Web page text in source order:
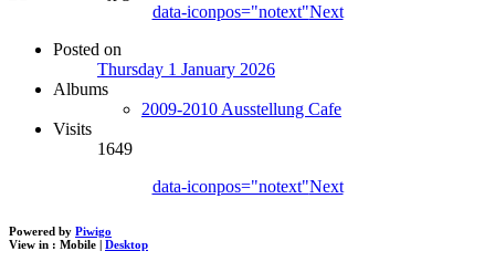
data-iconpos="notext"Next
Posted on
Thursday 1 January 2026
Albums
2009-2010 Ausstellung Cafe
Visits
1649
data-iconpos="notext"Next
Powered by Piwigo
View in : Mobile | Desktop